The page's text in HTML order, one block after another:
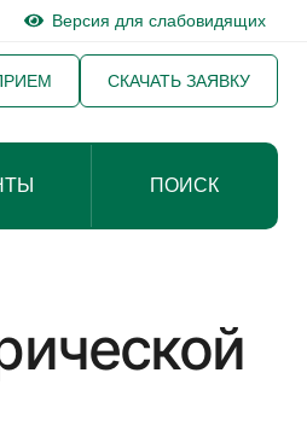
Версия для слабовидящих
СКАЧАТЬ ЗАЯВКУ
ПОИСК